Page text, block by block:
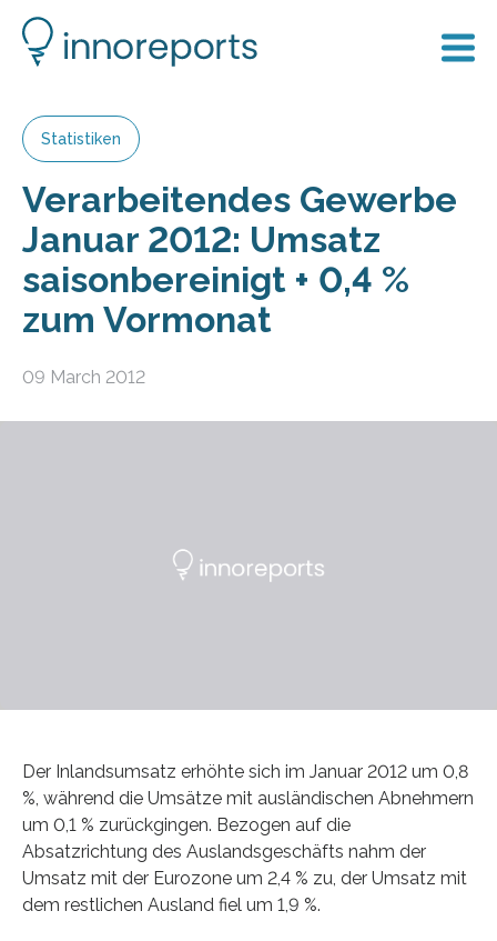
Statistiken
Verarbeitendes Gewerbe
Januar 2012: Umsatz
saisonbereinigt + 0,4 %
zum Vormonat
09 March 2012
Der Inlandsumsatz erhöhte sich im Januar 2012 um 0,8
%, während die Umsätze mit ausländischen Abnehmern
um 0,1 % zurückgingen. Bezogen auf die
Absatzrichtung des Auslandsgeschäfts nahm der
Umsatz mit der Eurozone um 2,4 % zu, der Umsatz mit
dem restlichen Ausland fiel um 1,9 %.